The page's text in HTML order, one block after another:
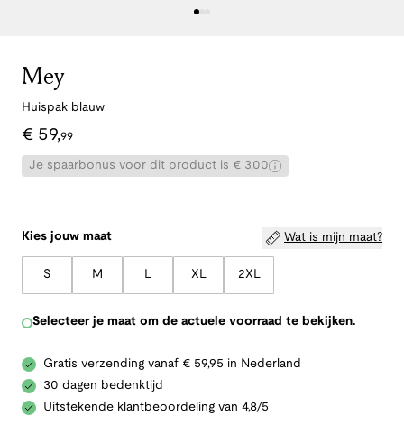
Mey
Huispak blauw
€ 59,99
Je spaarbonus voor dit product is € 3,00
Kies jouw maat Wat is mijn maat?
S M L XL 2XL
Selecteer je maat om de actuele voorraad te bekijken.
Gratis verzending vanaf € 59,95 in Nederland
30 dagen bedenktijd
Uitstekende klantbeoordeling van 4,8/5